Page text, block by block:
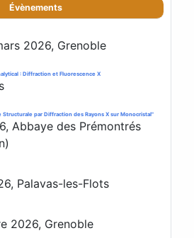
Évènements
2026, Grenoble
: Diffraction et Fluorescence X
Structurale par Diffraction des Rayons X sur Monocristal"
Abbaye des Prémontrés
Palavas-les-Flots
2026, Grenoble